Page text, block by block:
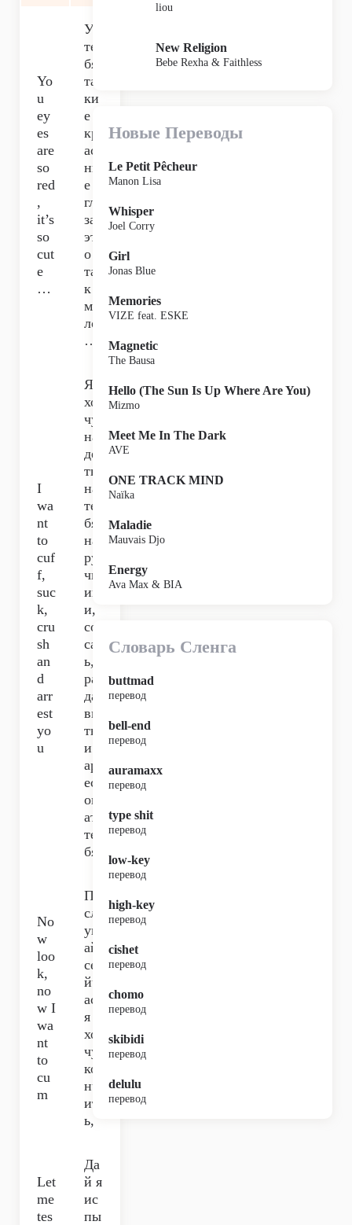
Yo
u
ey
es
are
so
red
,
it’s
so
cut
e
…
У
те
бя
та
ки
е
кр
ас
ны
е
гла
за,
эт
о
та
к
ми
ло
…
I
wa
nt
to
cuf
f,
suc
k,
cru
sh
an
d
arr
est
yo
u
Я
хо
чу
на
де
ть
на
те
бя
на
ру
чн
ик
и,
со
сат
ь,
раз
да
ви
ть
и
ар
ест
ов
ать
те
бя.
No
w
loo
k,
no
w I
wa
nt
to
cu
m
По
сл
уш
ай,
се
йч
ас
я
хо
чу
ко
нч
ит
ь,
Let
me
tes
Да
й я
ис
пы
liou
New Religion
Bebe Rexha & Faithless
Новые Переводы
Le Petit Pêcheur
Manon Lisa
Whisper
Joel Corry
Girl
Jonas Blue
Memories
VIZE feat. ESKE
Magnetic
The Bausa
Hello (The Sun Is Up Where Are You)
Mizmo
Meet Me In The Dark
AVE
ONE TRACK MIND
Naïka
Maladie
Mauvais Djo
Energy
Ava Max & BIA
Словарь Сленга
buttmad
перевод
bell-end
перевод
auramaxx
перевод
type shit
перевод
low-key
перевод
high-key
перевод
cishet
перевод
chomo
перевод
skibidi
перевод
delulu
перевод